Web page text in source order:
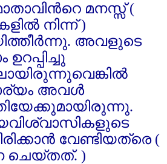
മനസ്സ്‌ (
നിന്ന്‌ )
അവളുടെ
ഉറപ്പിച്ചു
അവള്‍
വേണ്ടിയത്രെ (
ചെയ്തത്‌. )